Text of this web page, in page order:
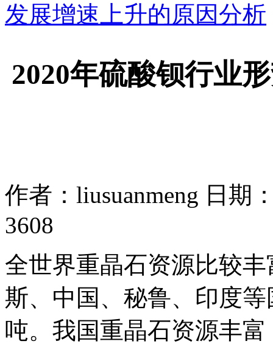
发展增速上升的原因分析
2020年硫酸钡行业
作者：liusuanmeng 日期
3608
全世界重晶石资源比较
斯、中国、秘鲁、印度
吨。我国重晶石资源丰